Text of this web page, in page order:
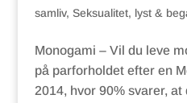
samliv, Seksualitet, lyst &
Monogami – Vil du leve
på parforholdet efter en
2014, hvor 90% svarer,